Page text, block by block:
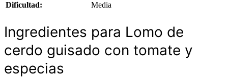
Dificultad:
Media
Ingredientes para Lomo de
cerdo guisado con tomate y
especias